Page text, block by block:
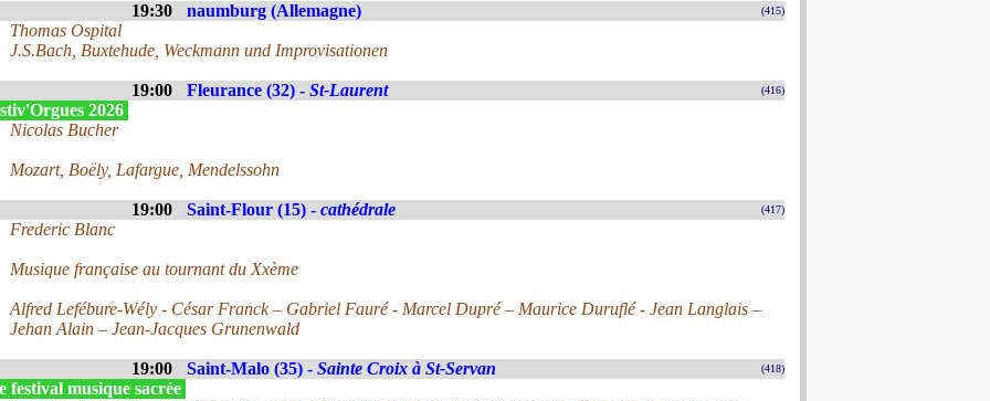
19:30 naumburg (Allemagne) (415)
Thomas Ospital
J.S.Bach, Buxtehude, Weckmann und Improvisationen
19:00 Fleurance (32) - St-Laurent (416)
2026
Nicolas Bucher
Mozart, Boëly, Lafargue, Mendelssohn
19:00 Saint-Flour (15) - cathédrale (417)
Frederic Blanc
Musique française au tournant du Xxème
Alfred Lefébure-Wély - César Franck – Gabriel Fauré - Marcel Dupré – Maurice Duruflé - Jean Langlais –
Jehan Alain – Jean-Jacques Grunenwald
19:00 Saint-Malo (35) - Sainte Croix à St-Servan (418)
festival musique sacrée